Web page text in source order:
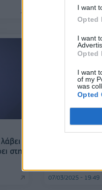
I want
Opted
I want
Opted
I want
of my
was
Opted
31/03/2025 - 07:40
στη
Ο
07/03/2025 - 19:49